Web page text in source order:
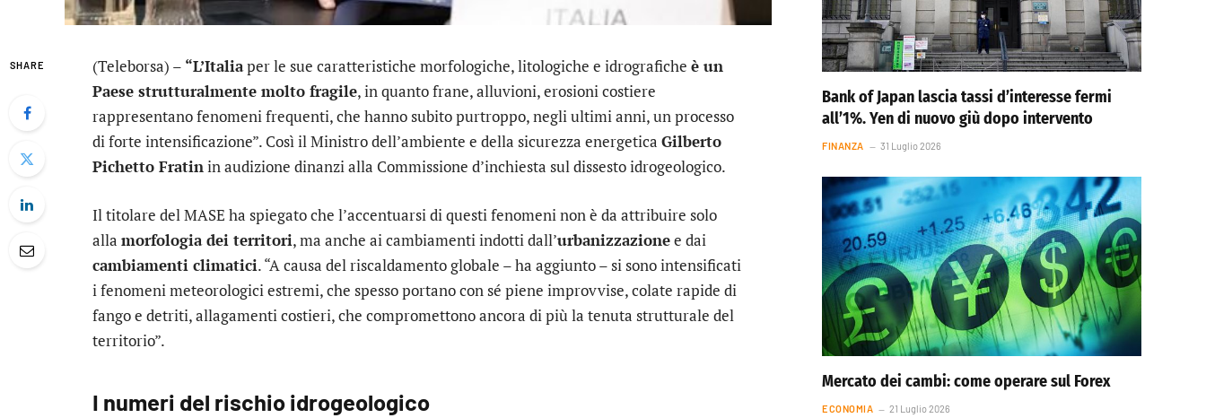
SHARE (Teleborsa) – “L’Italiaper le sue caratteristiche morfologiche, litologiche e idrografiche è un
Paese strutturalmente molto fragile, in quanto frane, alluvioni, erosioni costiere
rappresentano fenomeni frequenti, che hanno subito purtroppo, negli ultimi anni, un processo
di forte intensificazione”. Così il Ministro dell’ambiente e della sicurezza energetica Gilberto
Pichetto Fratinin audizione dinanzi alla Commissione d’inchiesta sul dissesto idrogeologico.
Il titolare del MASE ha spiegato che l’accentuarsi di questi fenomeni non è da attribuire solo
alla morfologia dei territori, ma anche ai cambiamenti indotti dall’urbanizzazionee dai
cambiamenti climatici. “A causa del riscaldamento globale – ha aggiunto – si sono intensificati
i fenomeni meteorologici estremi, che spesso portano con sé piene improvvise, colate rapide di
fango e detriti, allagamenti costieri, che compromettono ancora di più la tenuta strutturale del
territorio”.
I numeri del rischio idrogeologico
Bank of Japan lascia tassi d’interesse fermi
all’1%. Yen di nuovo giù dopo intervento
FINANZA 31 Luglio 2026
Mercato dei cambi: come operare sul Forex
ECONOMIA 21 Luglio 2026